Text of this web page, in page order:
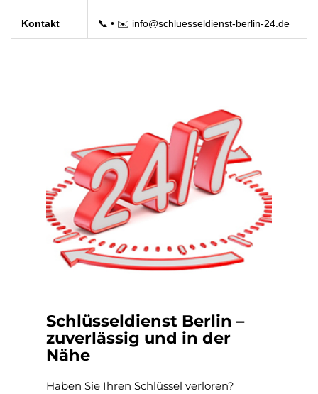
Kontakt 📞• ✉️ info@schluesseldienst-berlin-24.de
Schlüsseldienst Berlin –
zuverlässig und in der
Nähe
Haben Sie Ihren Schlüssel verloren?